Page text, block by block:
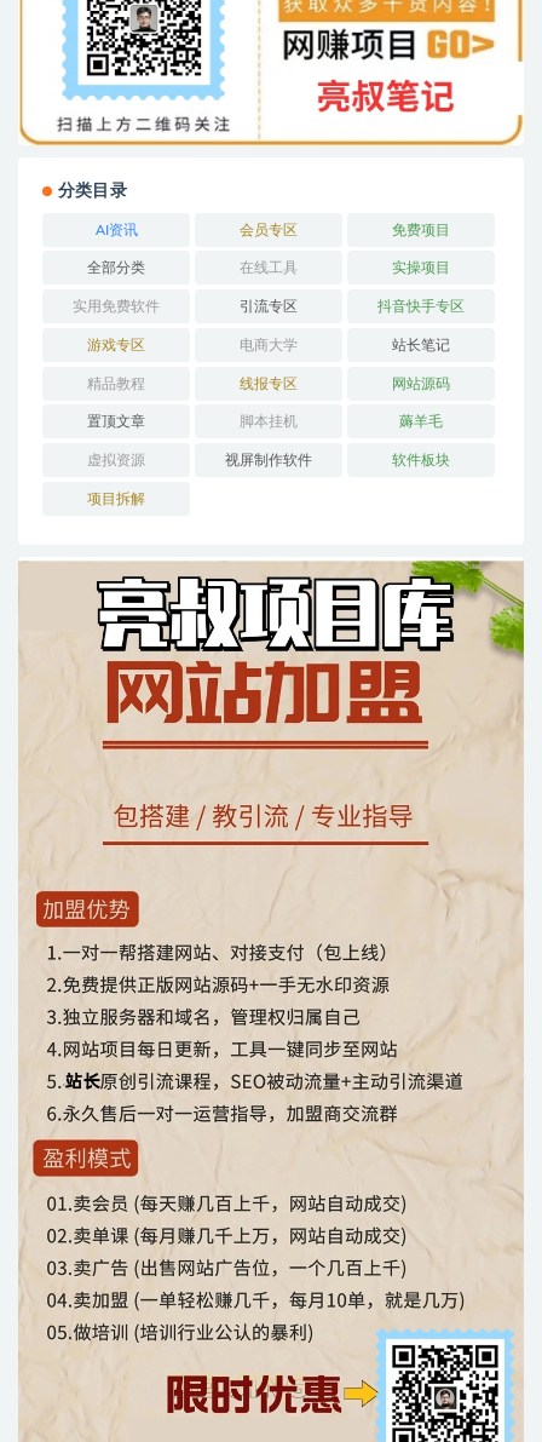
分类目录
AI资讯 会员专区 免费项目
全部分类 在线工具 实操项目
实用免费软件 引流专区 抖音快手专区
游戏专区 电商大学 站长笔记
精品教程 线报专区 网站源码
置顶文章 脚本挂机 薅羊毛
虚拟资源 视屏制作软件 软件板块
项目拆解